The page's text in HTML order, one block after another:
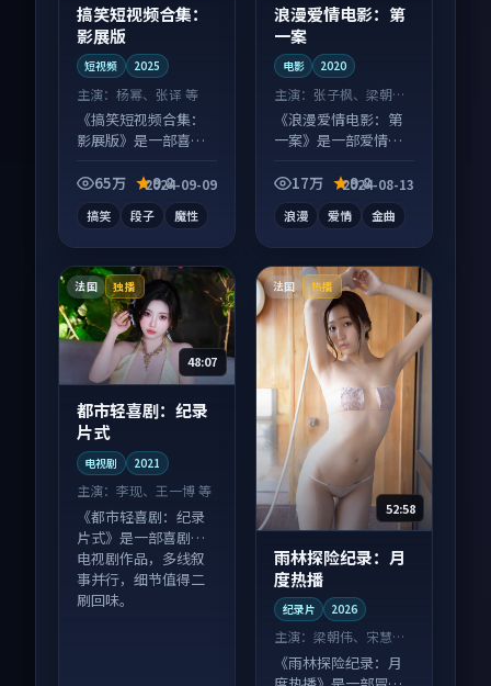
搞笑短视频合集：
影展版
短视频 2025
主演： 杨幂、张译 等
《搞笑短视频合集：
影展版》是一部喜剧
元素齐全，观感爽快
65万 9.8
2024-09-09
搞笑 段子 魔性
浪漫爱情电影：第
一案
电影 2020
主演： 张子枫、梁朝伟
等
《浪漫爱情电影：第
一案》是一部爱情向
层层推进，尾声常有
17万 9.8
2024-08-13
浪漫 爱情 金曲
法国 独播
48:07
都市轻喜剧：纪录
片式
电视剧 2021
主演： 李现、王一博 等
《都市轻喜剧：纪录
片式》是一部喜剧向
电视剧作品，多线叙
事并行，细节值得二
刷回味。
法国 热播
52:58
雨林探险纪录：月
度热播
纪录片 2026
主演：梁朝伟、宋慧乔
等
《雨林探险纪录：月